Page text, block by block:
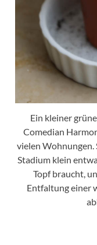
Ein kleiner
Comedian
vielen Wohnungen.
Stadium klein
Topf braucht,
Entfaltung einer